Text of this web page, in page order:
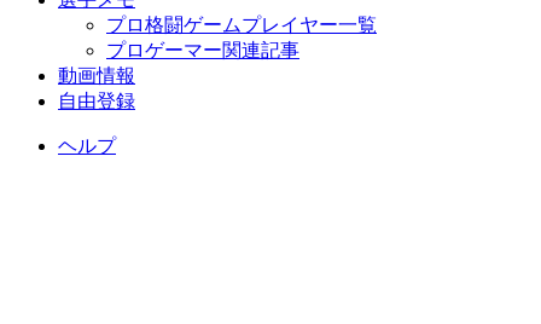
プロ格闘ゲームプレイヤー一覧
プロゲーマー関連記事
動画情報
自由登録
ヘルプ